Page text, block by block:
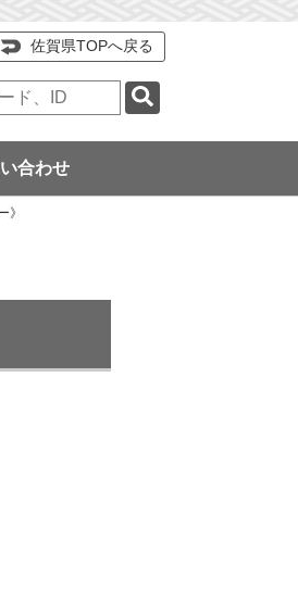
佐賀県TOPへ戻る
合わせ
》